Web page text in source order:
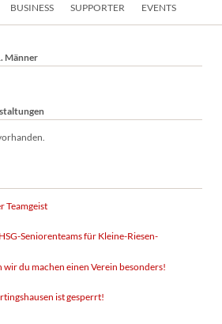
BUSINESS SUPPORTER EVENTS
Männer
Teamgeist
Seniorenteams für Kleine-Riesen-
wir du machen einen Verein besonders!
ist gesperrt!